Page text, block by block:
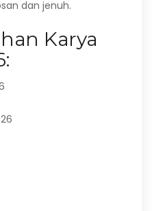
dan jenuh.
Karya